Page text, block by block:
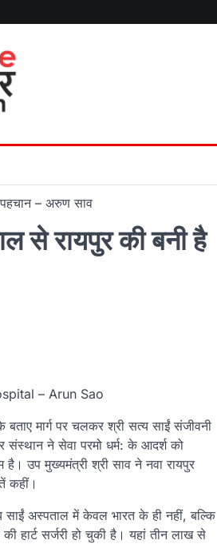
– अरुण साव
से रायपुर की बनी है
– Arun Sao
मार्ग पर चलकर श्री सत्य साईं संजीवनी
संस्थान ने सेवा परमो धर्म: के आदर्श को
उप मुख्यमंत्री श्री साव ने नवा रायपुर
कहीं।
अस्पताल में केवल भारत के ही नहीं, बल्कि
सर्जरी हो चुकी है। यहां तीन लाख से